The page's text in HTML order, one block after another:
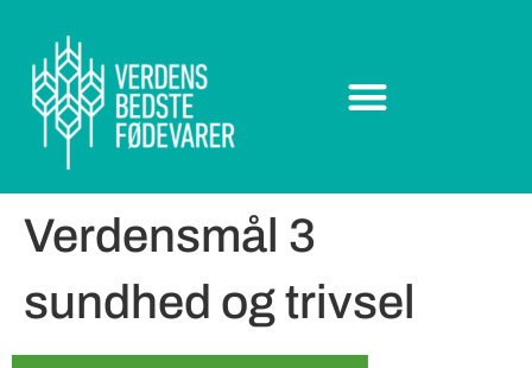
Verdensmål 3
sundhed og trivsel